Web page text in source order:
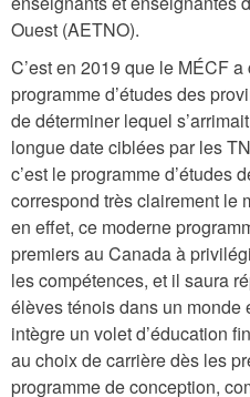
Ouest (AETNO).
C’est en 2019 que le MÉCF
programme d’études des
de déterminer lequel
longue date ciblées par les
c’est le programme d’études
correspond très clairement le
en effet, ce moderne
premiers au Canada à
les compétences, et il saura
élèves ténois dans un monde
intègre un volet d’éducation
au choix de carrière dès les
programme de conception,